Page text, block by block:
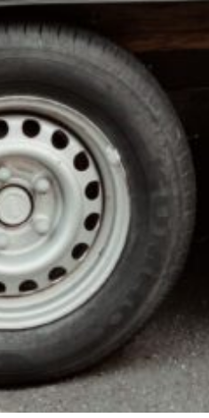
Familie und Freunden.
Catering mit Personal